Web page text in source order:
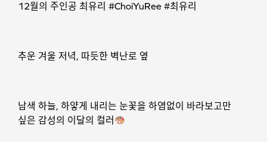
12월의 주인공 최유리 #ChoiYuRee #최유리
추운 겨울 저녁, 따듯한 벽난로 옆
남색 하늘, 하얗게 내리는 눈꽃을 하염없이 바라보고만
싶은 감성의 이달의 컬러